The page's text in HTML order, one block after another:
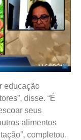
educação
disse. “É
seus
alimentos
completou.